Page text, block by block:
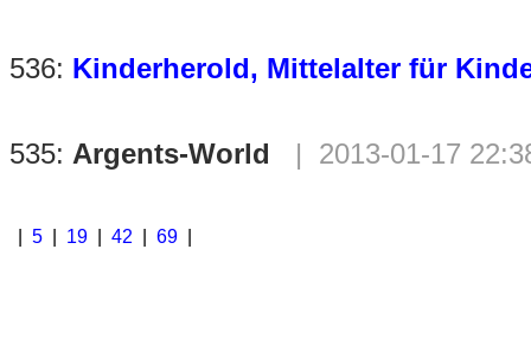
536: Kinderherold, Mittelalter für
535: Argents-World | 2013-01-17
5 19 42 69